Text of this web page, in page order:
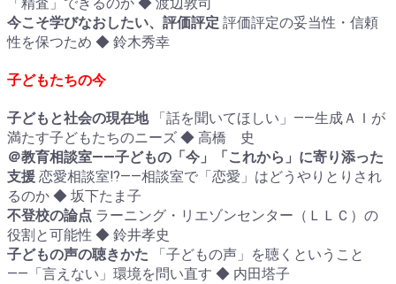
今こそ学びなおしたい、評価評定 評価評定の妥当性・信頼
性を保つため ◆ 鈴木秀幸
子どもたちの今
子どもと社会の現在地
「話を聞いてほしい」――生成ＡＩが
満たす子どもたちのニーズ ◆ 高橋 史
＠教育相談室――子どもの「今」「これから」に寄り添った
支援 恋愛相談室⁉――相談室で「恋愛」はどうやりとりされ
るのか ◆ 坂下たま子
不登校の論点 ラーニング・リエゾンセンター（ＬＬＣ）の
役割と可能性 ◆ 鈴井孝史
子どもの声の聴きかた
「子どもの声」を聴くということ
――「言えない」環境を問い直す ◆ 内田塔子